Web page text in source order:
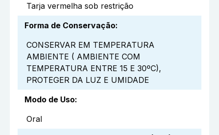
Tarja vermelha sob restrição
Forma de Conservação:
CONSERVAR EM TEMPERATURA
AMBIENTE ( AMBIENTE COM
TEMPERATURA ENTRE 15 E 30ºC),
PROTEGER DA LUZ E UMIDADE
Modo de Uso:
Oral